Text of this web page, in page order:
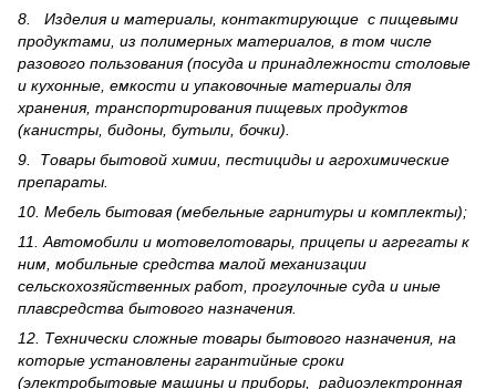
8. Изделия и материалы, контактирующие с пищевыми
продуктами, из полимерных материалов, в том числе
разового пользования (посуда и принадлежности столовые
и кухонные, емкости и упаковочные материалы для
хранения, транспортирования пищевых продуктов
(канистры, бидоны, бутыли, бочки).
9. Товары бытовой химии, пестициды и агрохи­мические
препараты.
10. Мебель бытовая (мебельные гарнитуры и комплекты);
11. Автомобили и мотовелотовары, прицепы и агрегаты к
ним, мобильные средства малой механизации
сельскохозяйственных работ, прогулочные суда и иные
плавсредства бытового назначения.
12. Технически сложные товары бытового назна­чения, на
которые установлены гарантийные сроки
(электробытовые машины и приборы, радиоэлектронная